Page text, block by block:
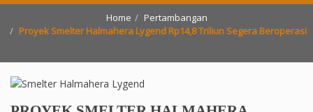
Home
Pertambangan
Proyek Smelter Halmahera Lygend Rp14,8 Triliun Segera Beroperasi